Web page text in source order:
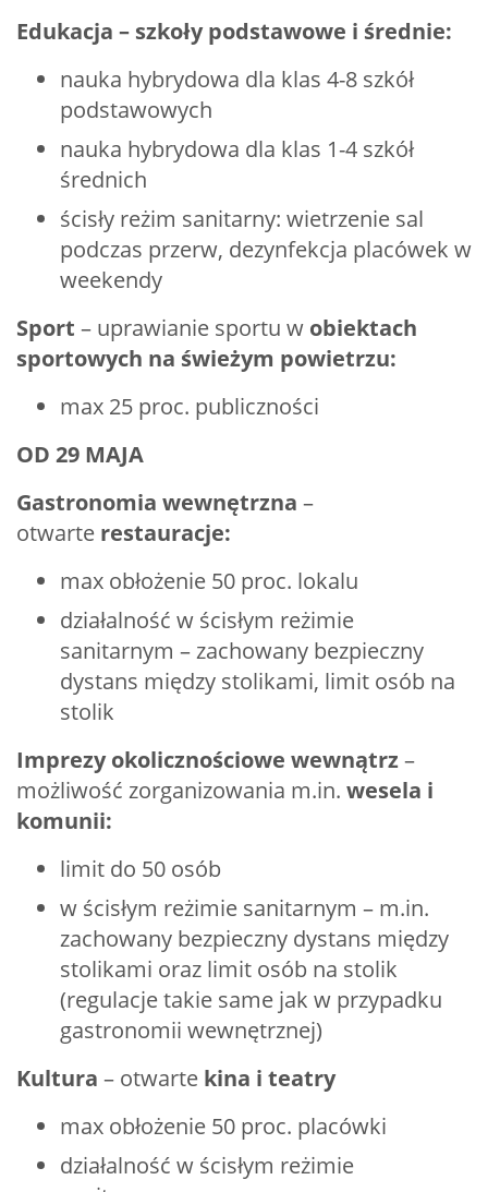
Edukacja – szkoły podstawowe i średnie:
nauka hybrydowa dla klas 4-8 szkół
podstawowych
nauka hybrydowa dla klas 1-4 szkół
średnich
ścisły reżim sanitarny: wietrzenie sal
podczas przerw, dezynfekcja placówek w
weekendy
Sport – uprawianie sportu w obiektach
sportowych na świeżym powietrzu:
max 25 proc. publiczności
OD 29 MAJA
Gastronomia wewnętrzna –
otwarte restauracje:
max obłożenie 50 proc. lokalu
działalność w ścisłym reżimie
sanitarnym – zachowany bezpieczny
dystans między stolikami, limit osób na
stolik
Imprezy okolicznościowe wewnątrz–
możliwość zorganizowania m.in. wesela i
komunii:
limit do 50 osób
w ścisłym reżimie sanitarnym – m.in.
zachowany bezpieczny dystans między
stolikami oraz limit osób na stolik
(regulacje takie same jak w przypadku
gastronomii wewnętrznej)
Kultura – otwarte kina i teatry
max obłożenie 50 proc. placówki
działalność w ścisłym reżimie